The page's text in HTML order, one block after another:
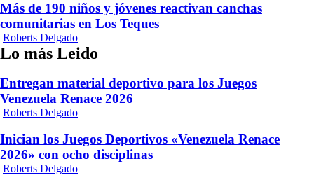
Más de 190 niños y jóvenes reactivan canchas
comunitarias en Los Teques
Roberts Delgado
Lo más Leido
Entregan material deportivo para los Juegos
Venezuela Renace 2026
Roberts Delgado
Inician los Juegos Deportivos «Venezuela Renace
2026» con ocho disciplinas
Roberts Delgado